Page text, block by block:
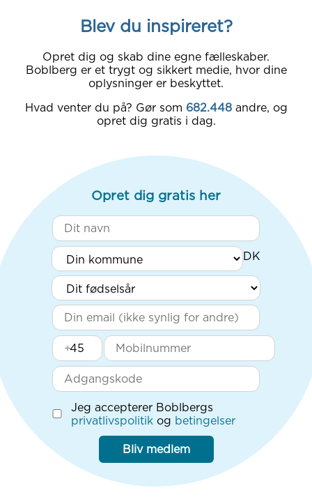
Blev du inspireret?
Opret dig og skab dine egne fælleskaber.
Boblberg er et trygt og sikkert medie, hvor dine
oplysninger er beskyttet.
Hvad venter du på? Gør som 682.448 andre, og
opret dig gratis i dag.
Opret dig gratis her
+
Jeg accepterer Boblbergs
privatlivspolitik og betingelser
Bliv medlem